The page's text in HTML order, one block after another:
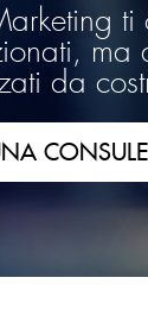
ti
ma
da